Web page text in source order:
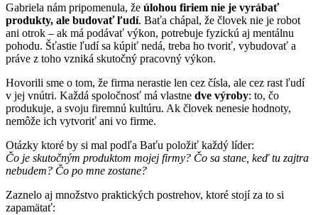
Gabriela nám pripomenula, že úlohou firiem nie je vyrábať
produkty, ale budovať ľudí. Baťa chápal, že človek nie je robot
ani otrok – ak má podávať výkon, potrebuje fyzickú aj mentálnu
pohodu. Šťastie ľudí sa kúpiť nedá, treba ho tvoriť, vybudovať a
práve z toho vzniká skutočný pracovný výkon.
Hovorili sme o tom, že firma nerastie len cez čísla, ale cez rast ľudí
v jej vnútri. Každá spoločnosť má vlastne dve výroby: to, čo
produkuje, a svoju firemnú kultúru. Ak človek nenesie hodnoty,
nemôže ich vytvoriť ani vo firme.
Otázky ktoré by si mal podľa Baťu položiť každý líder:
Čo je skutočným produktom mojej firmy? Čo sa stane, keď tu zajtra
nebudem? Čo po mne zostane?
Zaznelo aj množstvo praktických postrehov, ktoré stojí za to si
zapamätať: